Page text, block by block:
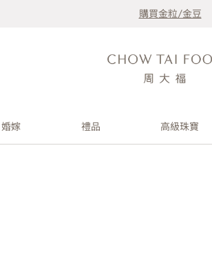
購買金粒/金豆
婚嫁 禮品 高級珠寶